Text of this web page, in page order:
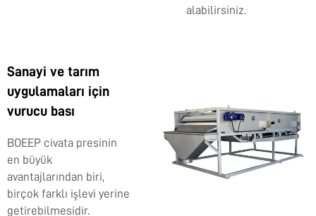
alabilirsiniz.
Sanayi ve tarım
uygulamaları için
vurucu bası
BOEEP civata presinin
en büyük
avantajlarından biri,
birçok farklı işlevi yerine
getirebilmesidir.